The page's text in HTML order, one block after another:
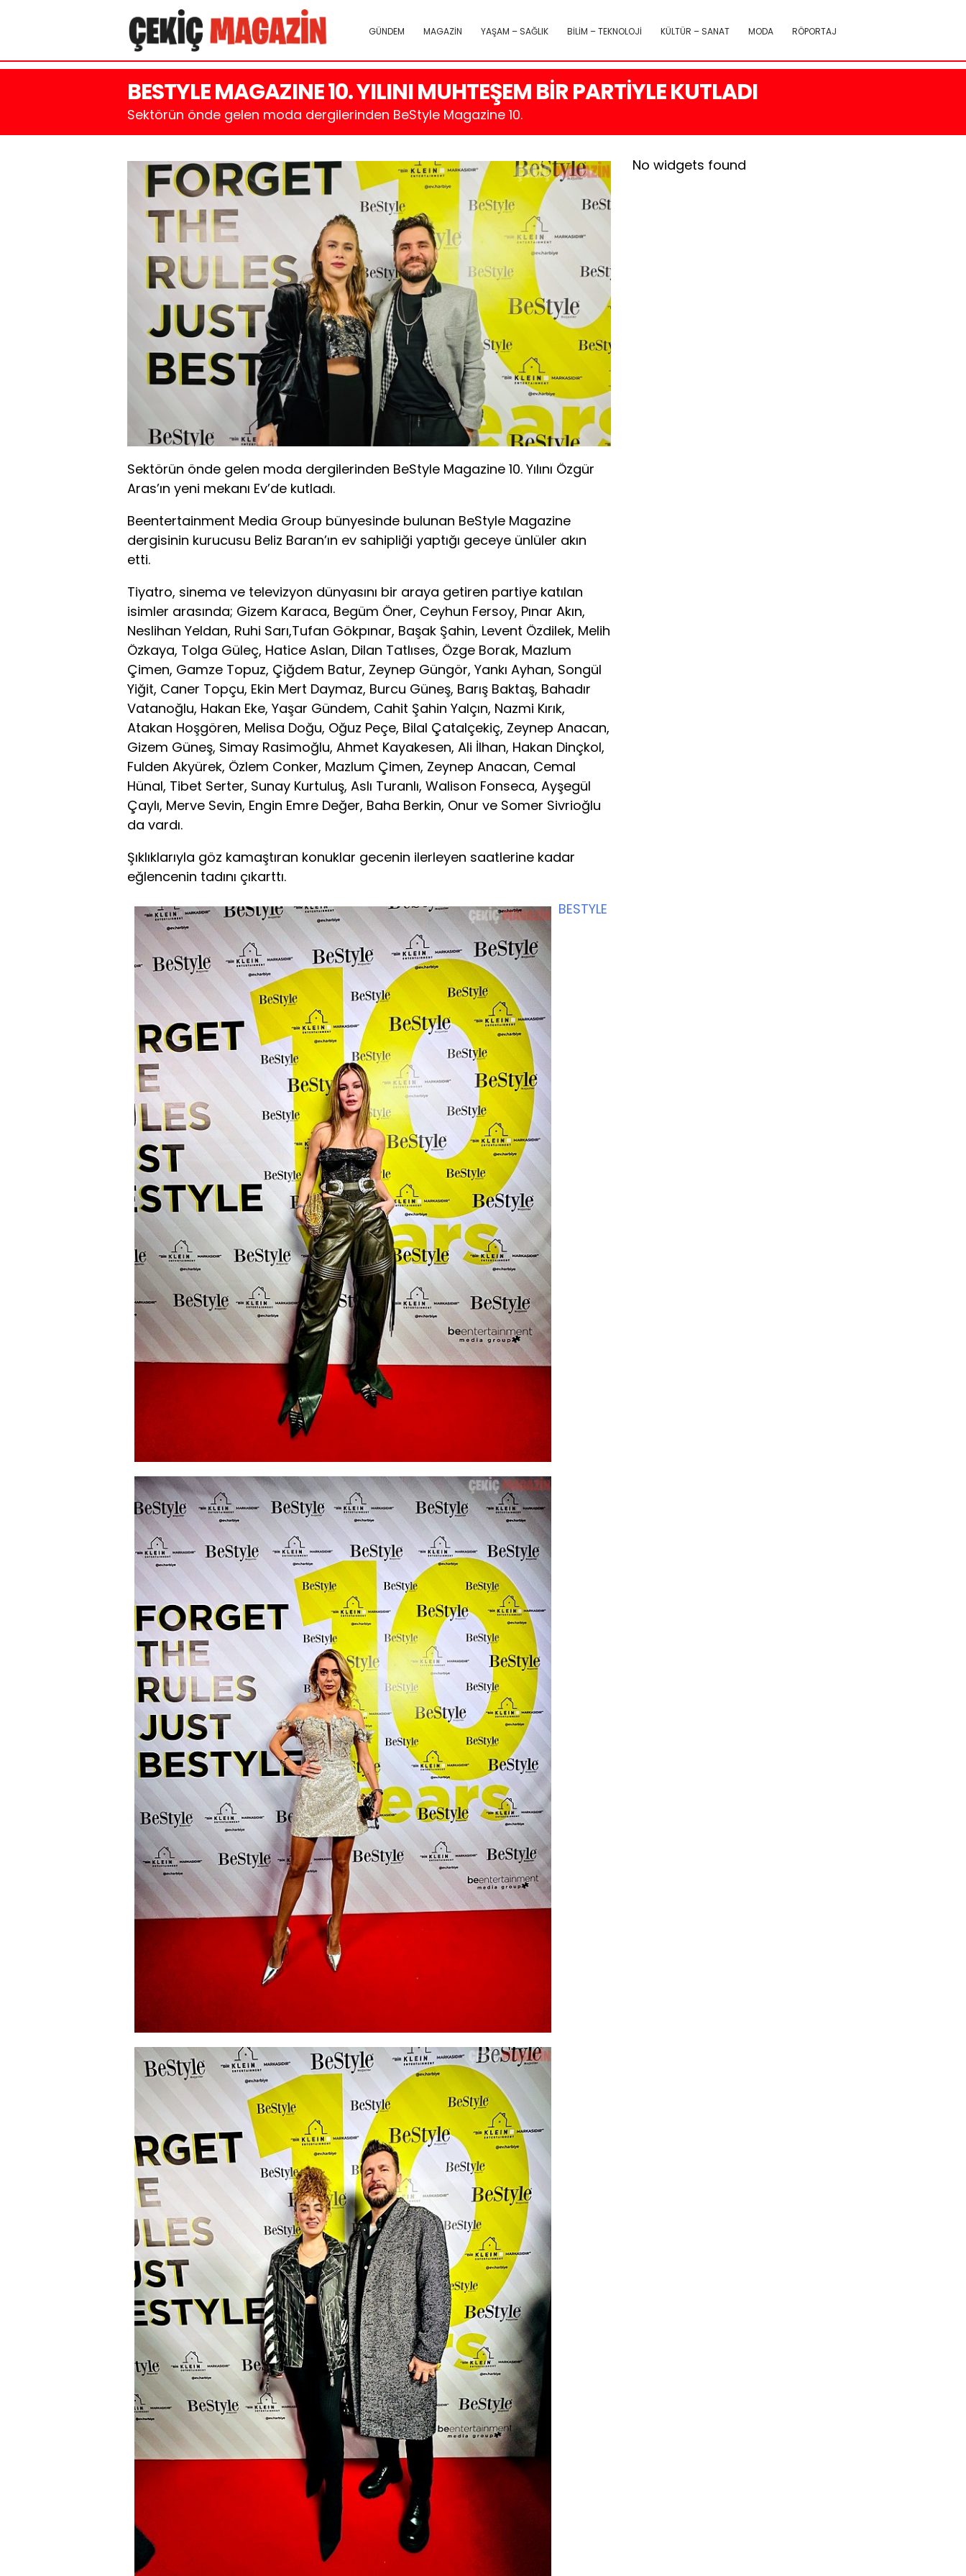
GÜNDEM MAGAZİN YAŞAM – SAĞLIK BİLİM – TEKNOLOJİ KÜLTÜR – SANAT MODA RÖPORTAJ
BESTYLE MAGAZINE 10. YILINI MUHTEŞEM BİR PARTİYLE KUTLADI
Sektörün önde gelen moda dergilerinden BeStyle Magazine 10.
Sektörün önde gelen moda dergilerinden BeStyle Magazine 10. Yılını Özgür
Aras’ın yeni mekanı Ev’de kutladı.
Beentertainment Media Group bünyesinde bulunan BeStyle Magazine
dergisinin kurucusu Beliz Baran’ın ev sahipliği yaptığı geceye ünlüler akın
etti.
Tiyatro, sinema ve televizyon dünyasını bir araya getiren partiye katılan
isimler arasında; Gizem Karaca, Begüm Öner, Ceyhun Fersoy, Pınar Akın,
Neslihan Yeldan, Ruhi Sarı,Tufan Gökpınar, Başak Şahin, Levent Özdilek, Melih
Özkaya, Tolga Güleç, Hatice Aslan, Dilan Tatlıses, Özge Borak, Mazlum
Çimen, Gamze Topuz, Çiğdem Batur, Zeynep Güngör, Yankı Ayhan, Songül
Yiğit, Caner Topçu, Ekin Mert Daymaz, Burcu Güneş, Barış Baktaş, Bahadır
Vatanoğlu, Hakan Eke, Yaşar Gündem, Cahit Şahin Yalçın, Nazmi Kırık,
Atakan Hoşgören, Melisa Doğu, Oğuz Peçe, Bilal Çatalçekiç, Zeynep Anacan,
Gizem Güneş, Simay Rasimoğlu, Ahmet Kayakesen, Ali İlhan, Hakan Dinçkol,
Fulden Akyürek, Özlem Conker, Mazlum Çimen, Zeynep Anacan, Cemal
Hünal, Tibet Serter, Sunay Kurtuluş, Aslı Turanlı, Walison Fonseca, Ayşegül
Çaylı, Merve Sevin, Engin Emre Değer, Baha Berkin, Onur ve Somer Sivrioğlu
da vardı.
Şıklıklarıyla göz kamaştıran konuklar gecenin ilerleyen saatlerine kadar
eğlencenin tadını çıkarttı.
BESTYLE
No widgets found